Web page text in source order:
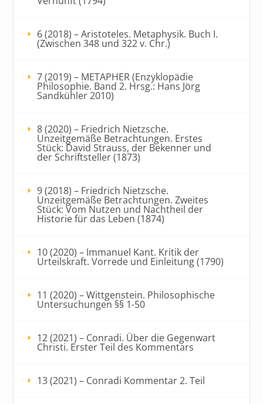
6 (2018) – Aristoteles. Metaphysik. Buch I.
(Zwischen 348 und 322 v. Chr.)
7 (2019) – METAPHER (Enzyklopädie
Philosophie. Band 2. Hrsg.: Hans Jörg
Sandkühler 2010)
8 (2020) – Friedrich Nietzsche.
Unzeitgemäße Betrachtungen. Erstes
Stück: David Strauss, der Bekenner und
der Schriftsteller (1873)
9 (2018) – Friedrich Nietzsche.
Unzeitgemäße Betrachtungen. Zweites
Stück: Vom Nutzen und Nachtheil der
Historie für das Leben (1874)
10 (2020) – Immanuel Kant. Kritik der
Urteilskraft. Vorrede und Einleitung (1790)
11 (2020) – Wittgenstein. Philosophische
Untersuchungen §§ 1-50
12 (2021) – Conradi. Über die Gegenwart
Christi. Erster Teil des Kommentars
13 (2021) – Conradi Kommentar 2. Teil